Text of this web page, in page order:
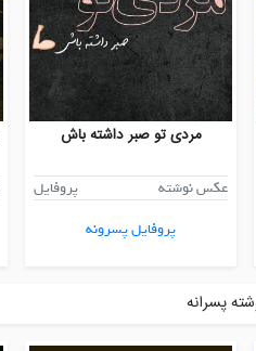
مردی تو صبر داشته باش
عکس نوشته
پروفایل
پروفایل پسرونه
پسرانه